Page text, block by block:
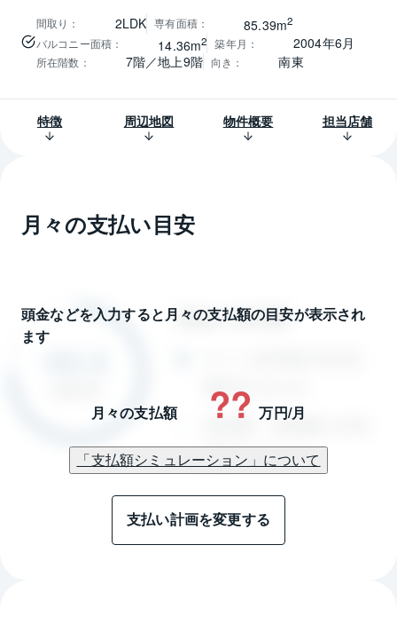
間取り ： 2LDK 専有面積： 85.39m2
バルコニー面積 ： 14.36m2 築年月 ： 2004年6月
所在階数 ： 7階／地上9階 向き ： 南東
特徴 周辺地図 物件概要 担当店舗
月々の支払い目安
頭金などを入力すると月々の支払額の目安が表示され
ます
月々の支払額 ?? 万円/月
「支払額シミュレーション」について
支払い計画を変更する